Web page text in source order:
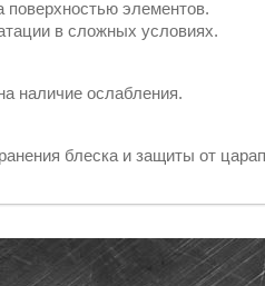
элементов.
в сложных условиях.
наличие ослабления.
блеска и защиты от